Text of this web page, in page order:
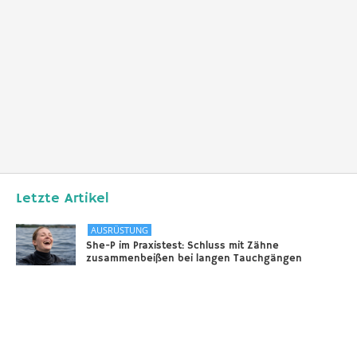
Letzte Artikel
AUSRÜSTUNG
She-P im Praxistest: Schluss mit Zähne
zusammenbeißen bei langen Tauchgängen